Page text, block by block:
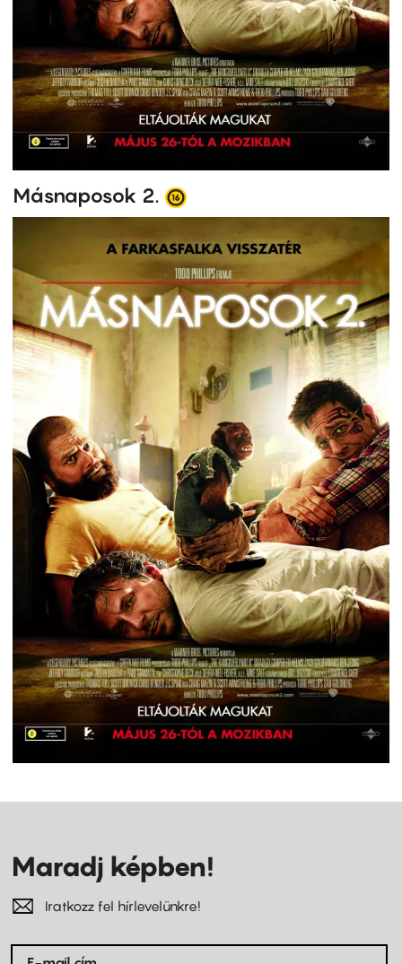
Másnaposok 2.
Maradj képben!
Iratkozz fel hírlevelünkre!